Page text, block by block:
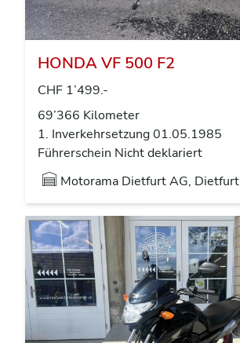
HONDA VF 500 F2
CHF 1’499.-
69’366 Kilometer
1. Inverkehrsetzung 01.05.1985
Führerschein Nicht deklariert
Motorama Dietfurt AG, Dietfurt